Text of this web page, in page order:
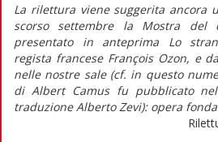
La rilettura viene suggerita ancora
scorso settembre la Mostra del
presentato in anteprima Lo
regista francese François Ozon, e
nelle nostre sale (cf. in questo
di Albert Camus fu pubblicato
traduzione Alberto Zevi): opera